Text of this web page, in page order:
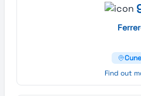
Find out